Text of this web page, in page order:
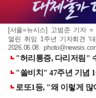
[서울=뉴시스] 고범준 기자
열린 취임 1주년 기자회견 '
2026.06.08.